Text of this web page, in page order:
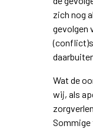
zich nog
gevolgen
Wat de
wij, als
Sommige